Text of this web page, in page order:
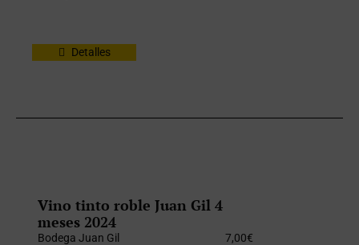
Detalles
Vino tinto roble Juan Gil 4
meses 2024
Bodega Juan Gil 7,00€